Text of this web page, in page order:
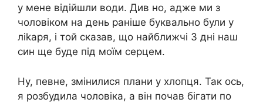
у мене відійшли води. Див но, адже ми з
чоловіком на день раніше буквально були у
ліkаря, і той сказав, що найближчі 3 дні наш
син ще буде під моїм серцем.
Ну, певне, змінилися плани у хлопця. Так ось,
я розбудила чоловіка, а він почав бігати по